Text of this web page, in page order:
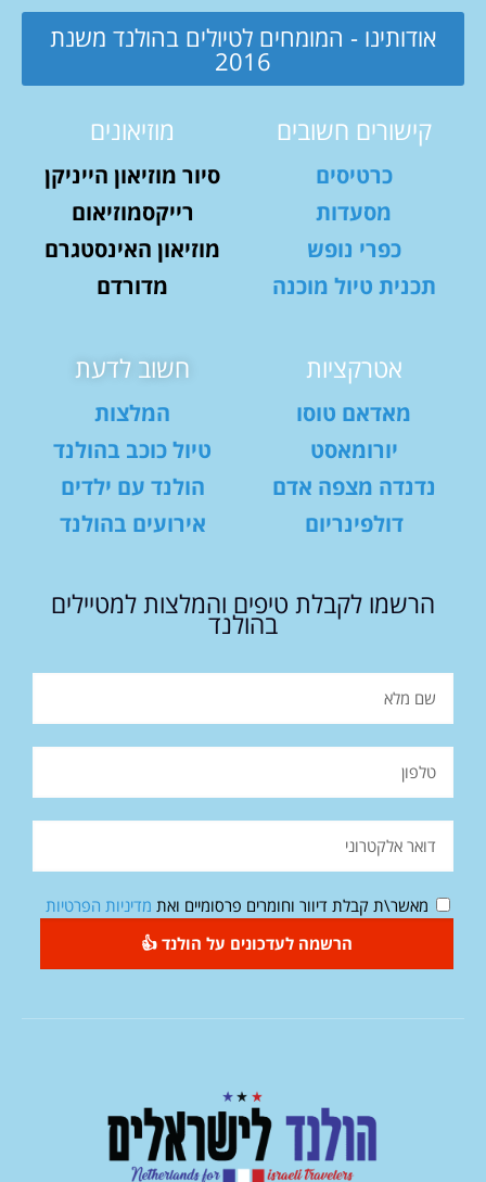
אודותינו - המומחים לטיולים בהולנד משנת
2016
קישורים חשובים
כרטיסים
מסעדות
כפרי נופש
תכנית טיול מוכנה
מוזיאונים
סיור מוזיאון הייניקן
רייקסמוזיאום
מוזיאון האינסטגרם
מדורדם
אטרקציות
מאדאם טוסו
יורומאסט
נדנדה מצפה אדם
דולפינריום
חשוב לדעת
המלצות
טיול כוכב בהולנד
הולנד עם ילדים
אירועים בהולנד
הרשמו לקבלת טיפים והמלצות למטיילים
בהולנד
מאשר\ת קבלת דיוור וחומרים פרסומיים ואת מדיניות הפרטיות
הרשמה לעדכונים על הולנד 👍